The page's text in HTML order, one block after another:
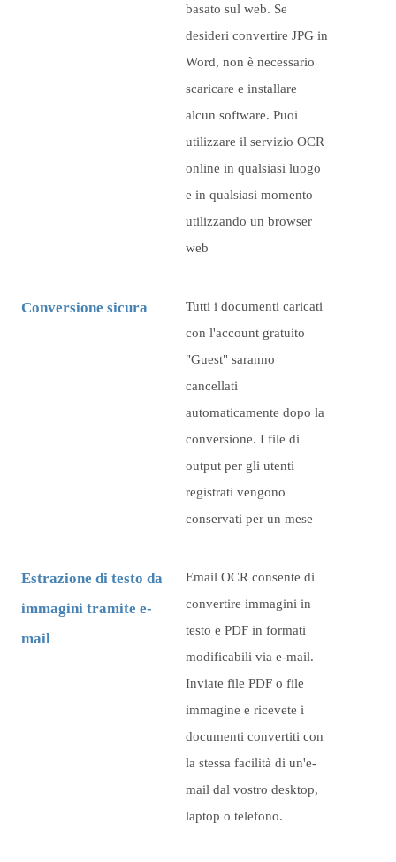
basato sul web. Se
desideri convertire JPG in
Word, non è necessario
scaricare e installare
alcun software. Puoi
utilizzare il servizio OCR
online in qualsiasi luogo
e in qualsiasi momento
utilizzando un browser
web
Conversione sicura
Tutti i documenti caricati
con l'account gratuito
"Guest" saranno
cancellati
automaticamente dopo la
conversione. I file di
output per gli utenti
registrati vengono
conservati per un mese
Estrazione di testo da
immagini tramite e-
mail
Email OCR consente di
convertire immagini in
testo e PDF in formati
modificabili via e-mail.
Inviate file PDF o file
immagine e ricevete i
documenti convertiti con
la stessa facilità di un'e-
mail dal vostro desktop,
laptop o telefono.